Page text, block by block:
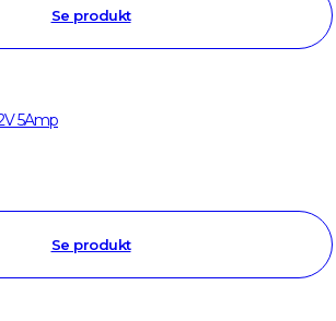
Se produkt
5Amp
Se produkt